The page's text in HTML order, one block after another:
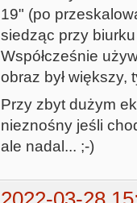
19" (po
siedząc przy
Współcześnie
obraz był większy,
Przy zbyt dużym
nieznośny jeśli
ale nadal... ;-)